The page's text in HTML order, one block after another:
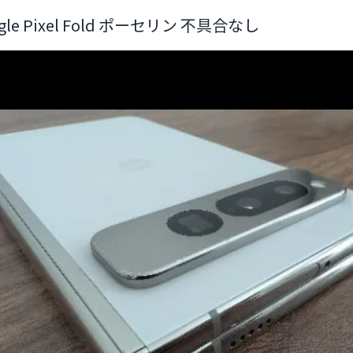
Pixel Fold ポーセリン 不具合なし